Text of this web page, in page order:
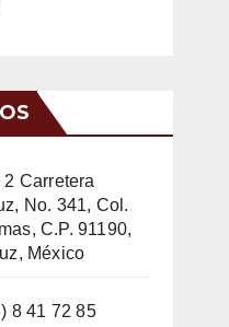
2 Carretera
No. 341, Col.
C.P. 91190,
México
8 41 72 85